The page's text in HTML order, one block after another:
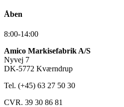
Åben
8:00-14:00
Amico Markisefabrik A/S
Nyvej 7
DK-5772 Kværndrup
Tel. (+45) 63 27 50 30
CVR. 39 30 86 81